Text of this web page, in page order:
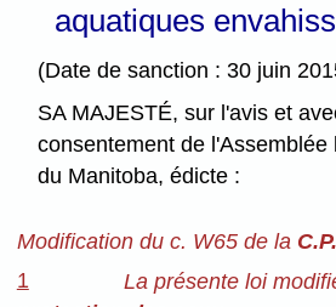
aquatiques
(Date de sanction : 30 juin
SA MAJESTÉ, sur l'avis et
consentement de l'Assemblée
du Manitoba, édicte :
Modification du c. W65 de la
1
La présente loi